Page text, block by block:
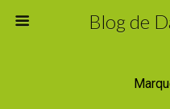
Blog de